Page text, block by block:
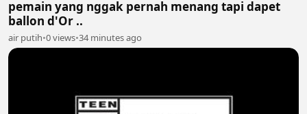
pemain yang nggak pernah menang tapi dapet
ballon d'Or ..
air putih•0 views•34 minutes ago